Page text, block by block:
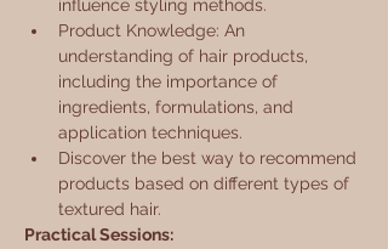
influence styling methods.
Product Knowledge: An
understanding of hair products,
including the importance of
ingredients, formulations, and
application techniques.
Discover the best way to recommend
products based on different types of
textured hair.
Practical Sessions: